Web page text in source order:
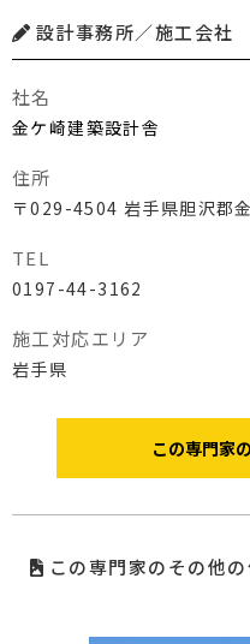
設計事務所／施工会社
社名
金ケ崎建築設計舎
住所
〒029-4504 岩手県胆沢郡
TEL
0197-44-3162
施工対応エリア
岩手県
この専門家
この専門家のその他